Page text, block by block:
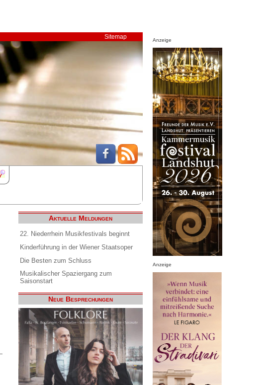
Sitemap
Aktuelle Meldungen
22. Niederrhein Musikfestivals beginnt
Kinderführung in der Wiener Staatsoper
Die Besten zum Schluss
Musikalischer Spaziergang zum
Saisonstart
Neue Besprechungen
Anzeige
Anzeige